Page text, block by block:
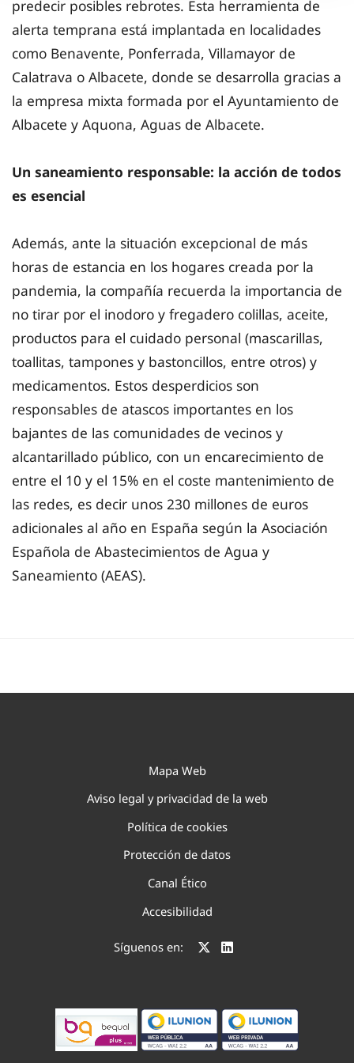
predecir posibles rebrotes. Esta herramienta de
alerta temprana está implantada en localidades
como Benavente, Ponferrada, Villamayor de
Calatrava o Albacete, donde se desarrolla gracias a
la empresa mixta formada por el Ayuntamiento de
Albacete y Aquona, Aguas de Albacete.
Un saneamiento responsable: la acción de todos
es esencial
Además, ante la situación excepcional de más
horas de estancia en los hogares creada por la
pandemia, la compañía recuerda la importancia de
no tirar por el inodoro y fregadero colillas, aceite,
productos para el cuidado personal (mascarillas,
toallitas, tampones y bastoncillos, entre otros) y
medicamentos. Estos desperdicios son
responsables de atascos importantes en los
bajantes de las comunidades de vecinos y
alcantarillado público, con un encarecimiento de
entre el 10 y el 15% en el coste mantenimiento de
las redes, es decir unos 230 millones de euros
adicionales al año en España según la Asociación
Española de Abastecimientos de Agua y
Saneamiento (AEAS).
Mapa Web
Aviso legal y privacidad de la web
Política de cookies
Protección de datos
Canal Ético
Accesibilidad
Síguenos en: